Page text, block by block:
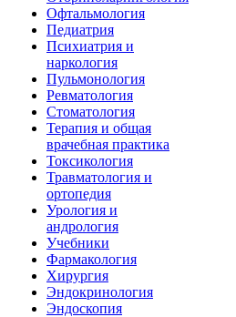
Офтальмология
Педиатрия
Психиатрия и
наркология
Пульмонология
Ревматология
Стоматология
Терапия и общая
врачебная практика
Токсикология
Травматология и
ортопедия
Урология и
андрология
Учебники
Фармакология
Хирургия
Эндокринология
Эндоскопия